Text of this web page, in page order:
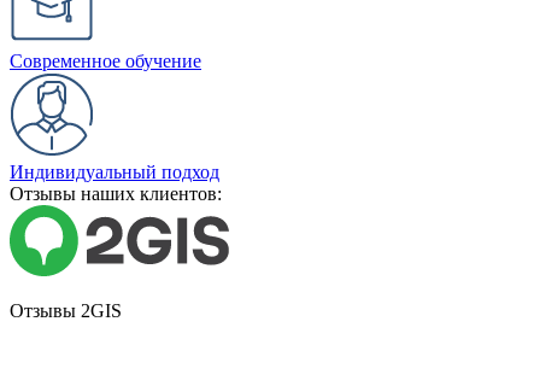
Современное обучение
Индивидуальный подход
Отзывы наших клиентов:
Отзывы 2GIS